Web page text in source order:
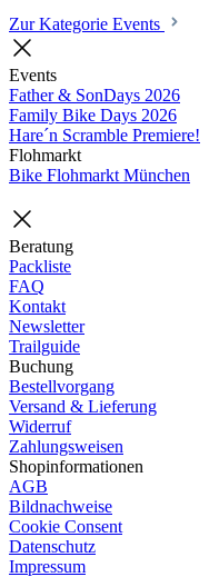
Zur Kategorie Events
Events
Father & SonDays 2026
Family Bike Days 2026
Hare´n Scramble Premiere!
Flohmarkt
Bike Flohmarkt München
Beratung
Packliste
FAQ
Kontakt
Newsletter
Trailguide
Buchung
Bestellvorgang
Versand & Lieferung
Widerruf
Zahlungsweisen
Shopinformationen
AGB
Bildnachweise
Cookie Consent
Datenschutz
Impressum